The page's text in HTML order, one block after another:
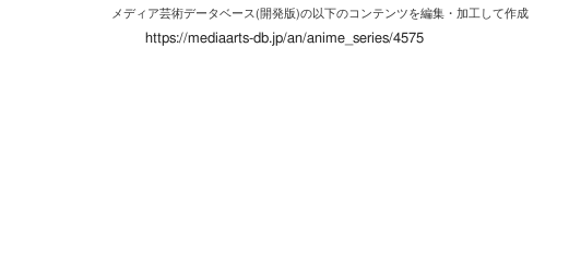
メディア芸術データベース(開発版)の以下のコンテンツを編集・加工して作成
https://mediaarts-db.jp/an/anime_series/4575